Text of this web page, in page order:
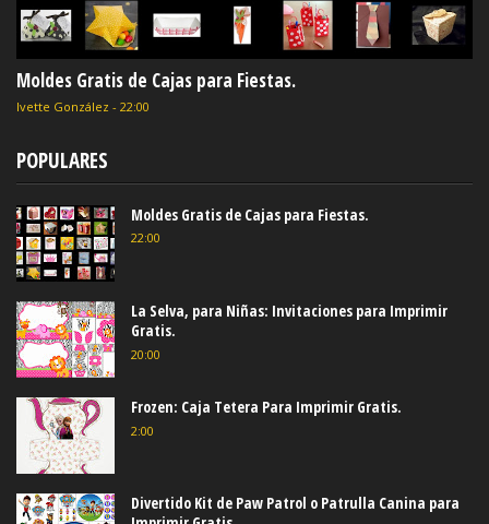
Moldes Gratis de Cajas para Fiestas.
Ivette González - 22:00
POPULARES
Moldes Gratis de Cajas para Fiestas.
22:00
La Selva, para Niñas: Invitaciones para Imprimir
Gratis.
20:00
Frozen: Caja Tetera Para Imprimir Gratis.
2:00
Divertido Kit de Paw Patrol o Patrulla Canina para